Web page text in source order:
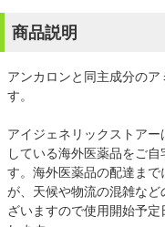
商品説明
アンカロンと同主成分の
す。
アイジェネリックストア
している海外医薬品をご
す。海外医薬品の配達ま
が、天候や物流の混雑な
ざいますので使用開始予